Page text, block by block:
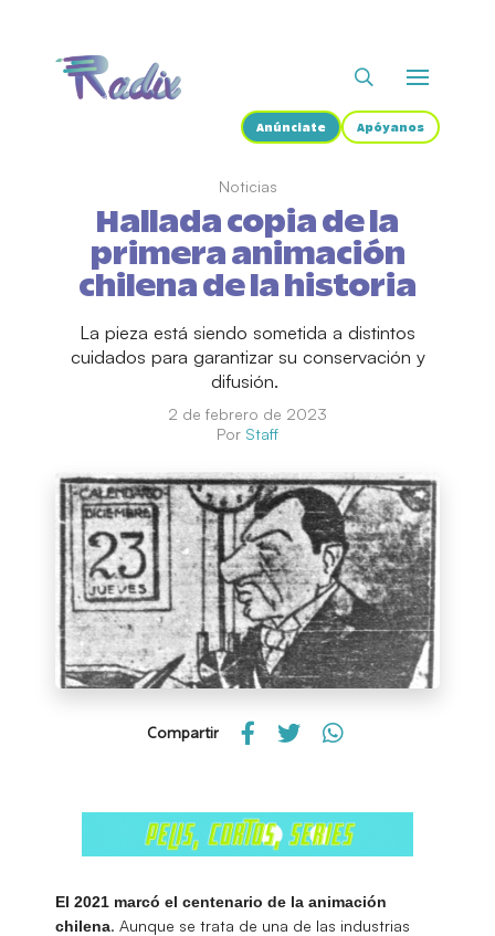
Anúnciate Apóyanos
Noticias
Hallada copia de la
primera animación
chilena de la historia
La pieza está siendo sometida a distintos
cuidados para garantizar su conservación y
difusión.
2 de febrero de 2023
Por Staff
Compartir
El 2021 marcó el centenario de la animación
chilena. Aunque se trata de una de las industrias